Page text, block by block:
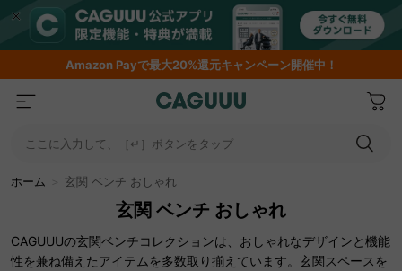
AmazonPayで最大20%還元キャンペーン開催中！
ここに入力して、［↵］ボタンをタップ
ホーム 玄関 ベンチ おしゃれ
玄関 ベンチ おしゃれ
CAGUUUの玄関ベンチコレクションは、おしゃれなデザインと機能
性を兼ね備えたアイテムを多数取り揃えています。玄関スペースを